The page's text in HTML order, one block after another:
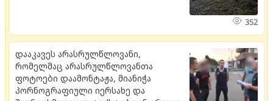
352
დააკავეს არასრულწლოვანი,
რომელმაც არასრულწლოვანთა
ფოტოები დაამონტაჟა, მიანიჭა
პორნოგრაფიული იერსახე და